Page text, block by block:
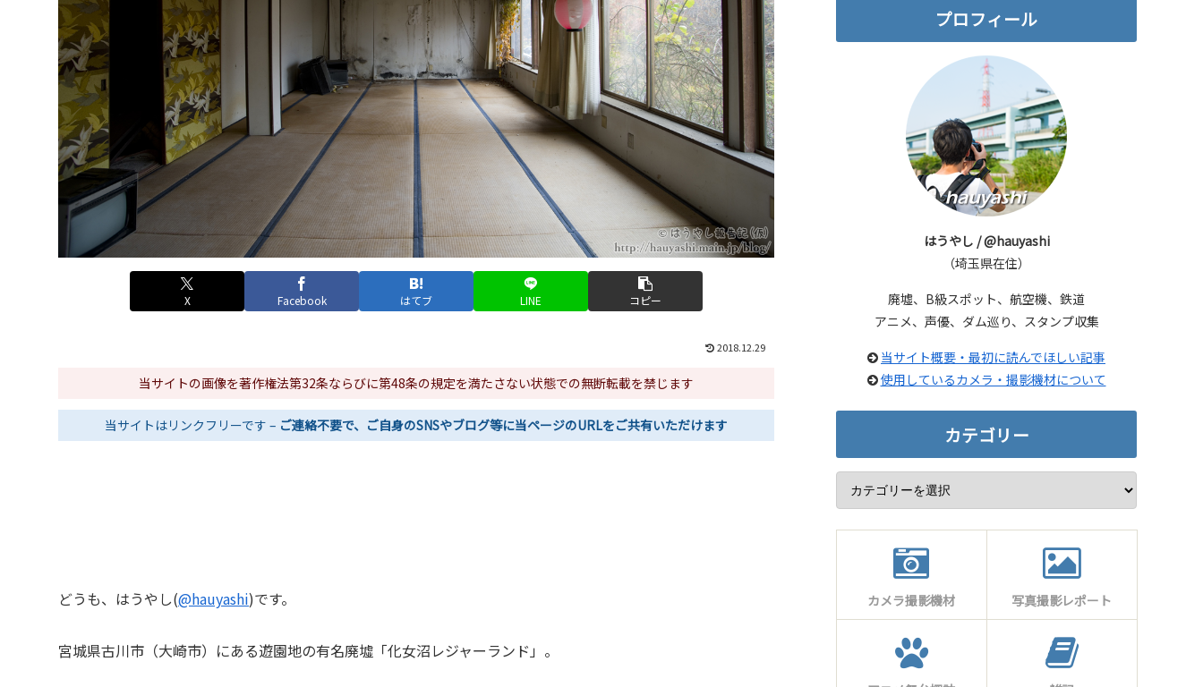
X Facebook はてブ LINE コピー
2018.12.29
当サイトの画像を著作権法第32条ならびに第48条の規定を満たさない状態での無断転載を禁じます
当サイトはリンクフリーです – ご連絡不要で、ご自身のSNSやブログ等に当ページのURLをご共有いただけます
どうも、はうやし(@hauyashi)です。
宮城県古川市（大崎市）にある遊園地の有名廃墟「化女沼レジャーランド」。
プロフィール
はうやし / @hauyashi
（埼玉県在住）
廃墟、B級スポット、航空機、鉄道
アニメ、声優、ダム巡り、スタンプ収集
当サイト概要・最初に読んでほしい記事
使用しているカメラ・撮影機材について
カテゴリー
カメラ撮影機材 写真撮影レポート